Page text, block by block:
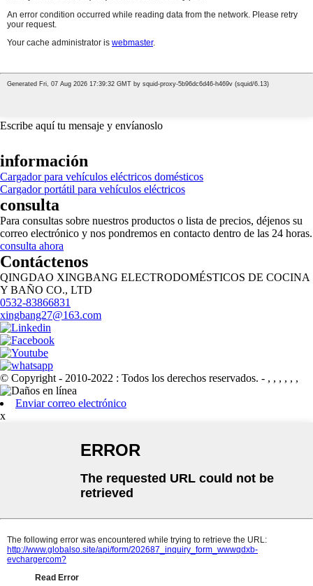
Escribe aquí tu mensaje y envíanoslo
información
Cargador para vehículos eléctricos domésticos
Cargador portátil para vehículos eléctricos
consulta
Para consultas sobre nuestros productos o lista de precios, déjenos su
correo electrónico y nos pondremos en contacto dentro de las 24 horas.
consulta ahora
Contáctenos
QINGDAO XINGBANG ELECTRODOMÉSTICOS DE COCINA
Y BAÑO CO., LTD
0532-83866831
xingbang27@163.com
© Copyright - 2010-2022 : Todos los derechos reservados. - , , , , , ,
Enviar correo electrónico
x